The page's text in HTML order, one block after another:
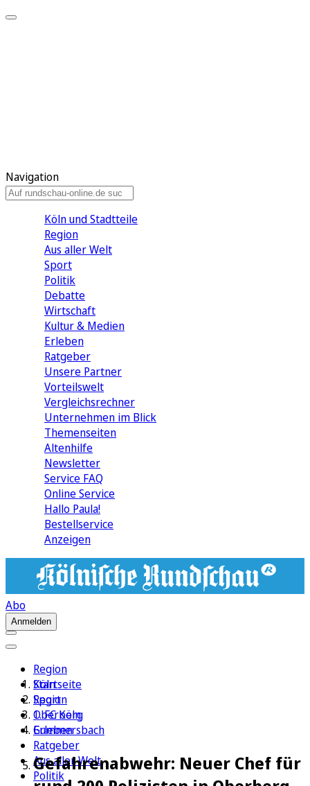
Navigation
Köln und Stadtteile
Region
Aus aller Welt
Sport
Politik
Debatte
Wirtschaft
Kultur & Medien
Erleben
Ratgeber
Unsere Partner
Vorteilswelt
Vergleichsrechner
Unternehmen im Blick
Themenseiten
Altenhilfe
Newsletter
Service FAQ
Online Service
Hallo Paula!
Bestellservice
Anzeigen
Abo
Anmelden
Region
Köln
Sport
1. FC Köln
Erleben
Ratgeber
Aus aller Welt
Politik
Startseite
Region
Oberberg
Gummersbach
Gefahrenabwehr: Neuer Chef für